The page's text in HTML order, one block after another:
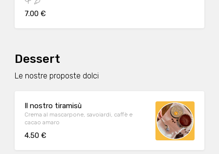
7.00 €
Dessert
Le nostre proposte dolci
Il nostro tiramisù
Crema al mascarpone, savoiardi, caffè e
cacao amaro
4.50 €